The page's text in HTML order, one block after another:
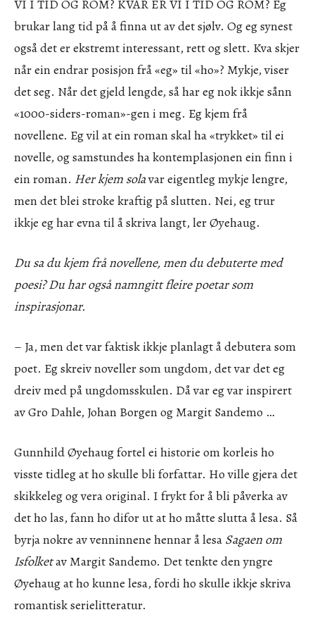
VI I TID OG ROM? KVAR ER VI I TID OG ROM? Eg
brukar lang tid på å finna ut av det sjølv. Og eg synest
også det er ekstremt interessant, rett og slett. Kva skjer
når ein endrar posisjon frå «eg» til «ho»? Mykje, viser
det seg. Når det gjeld lengde, så har eg nok ikkje sånn
«1000-siders-roman»-gen i meg. Eg kjem frå
novellene. Eg vil at ein roman skal ha «trykket» til ei
novelle, og samstundes ha kontemplasjonen ein finn i
ein roman. Her kjem solavar eigentleg mykje lengre,
men det blei stroke kraftig på slutten. Nei, eg trur
ikkje eg har evna til å skriva langt, ler Øyehaug.
Du sa du kjem frå novellene, men du debuterte med
poesi? Du har også namngitt fleire poetar som
inspirasjonar.
– Ja, men det var faktisk ikkje planlagt å debutera som
poet. Eg skreiv noveller som ungdom, det var det eg
dreiv med på ungdomsskulen. Då var eg var inspirert
av Gro Dahle, Johan Borgen og Margit Sandemo …
Gunnhild Øyehaug fortel ei historie om korleis ho
visste tidleg at ho skulle bli forfattar. Ho ville gjera det
skikkeleg og vera original. I frykt for å bli påverka av
det ho las, fann ho difor ut at ho måtte slutta å lesa. Så
byrja nokre av venninnene hennar å lesa Sagaen om
Isfolketav Margit Sandemo. Det tenkte den yngre
Øyehaug at ho kunne lesa, fordi ho skulle ikkje skriva
romantisk serielitteratur.